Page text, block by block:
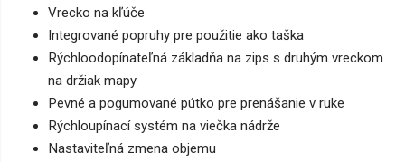
Vrecko na kľúče
Integrované popruhy pre použitie ako taška
Rýchloodopínateľná základňa na zips s druhým vreckom
na držiak mapy
Pevné a pogumované pútko pre prenášanie v ruke
Rýchloupínací systém na viečka nádrže
Nastaviteľná zmena objemu